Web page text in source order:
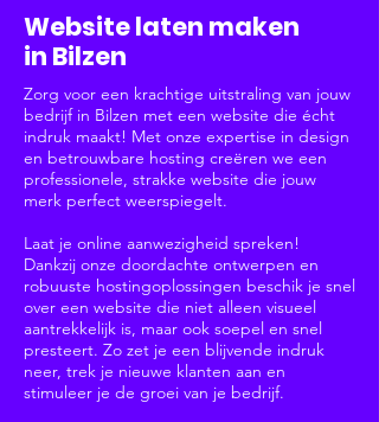
Website laten maken
in Bilzen
Zorg voor een krachtige uitstraling van jouw
bedrijf in Bilzen met een website die écht
indruk maakt! Met onze expertise in design
en betrouwbare hosting creëren we een
professionele, strakke website die jouw
merk perfect weerspiegelt.
Laat je online aanwezigheid spreken!
Dankzij onze doordachte ontwerpen en
robuuste hostingoplossingen beschik je snel
over een website die niet alleen visueel
aantrekkelijk is, maar ook soepel en snel
presteert. Zo zet je een blijvende indruk
neer, trek je nieuwe klanten aan en
stimuleer je de groei van je bedrijf.